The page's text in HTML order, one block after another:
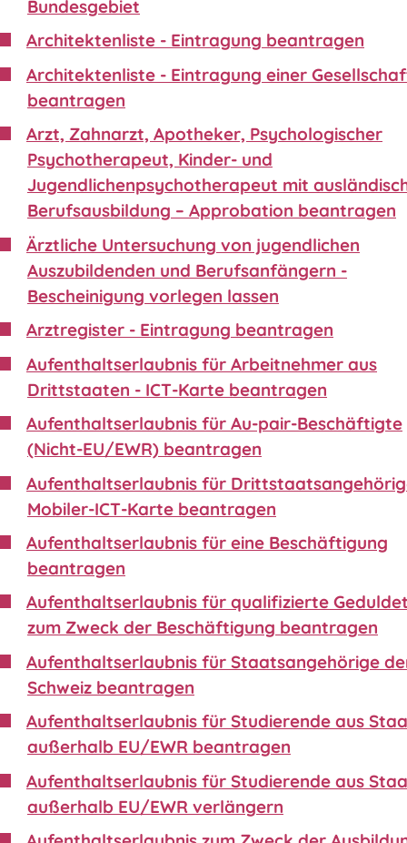
Bundesgebiet
Architektenliste - Eintragung beantragen
Architektenliste - Eintragung einer
beantragen
Arzt, Zahnarzt, Apotheker, Psychologischer
Psychotherapeut, Kinder- und
Jugendlichenpsychotherapeut mit
Berufsausbildung – Approbation beantragen
Ärztliche Untersuchung von jugendlichen
Auszubildenden und Berufsanfängern -
Bescheinigung vorlegen lassen
Arztregister - Eintragung beantragen
Aufenthaltserlaubnis für Arbeitnehmer aus
Drittstaaten - ICT-Karte beantragen
Aufenthaltserlaubnis für Au-pair-Beschäftigte
(Nicht-EU/EWR) beantragen
Aufenthaltserlaubnis für
Mobiler-ICT-Karte beantragen
Aufenthaltserlaubnis für eine Beschäftigung
beantragen
Aufenthaltserlaubnis für qualifizierte
zum Zweck der Beschäftigung beantragen
Aufenthaltserlaubnis für Staatsangehörige
Schweiz beantragen
Aufenthaltserlaubnis für Studierende aus
außerhalb EU/EWR beantragen
Aufenthaltserlaubnis für Studierende aus
außerhalb EU/EWR verlängern